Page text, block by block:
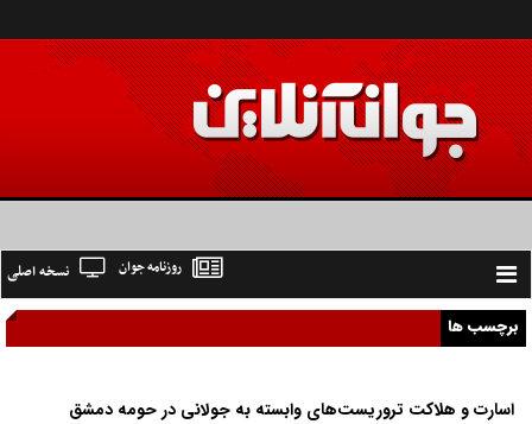
Toggle
navigation
نسخه اصلی روزنامه جوان
برچسب ها
اسارت و هلاکت تروریست‌های وابسته به جولانی در حومه دمشق